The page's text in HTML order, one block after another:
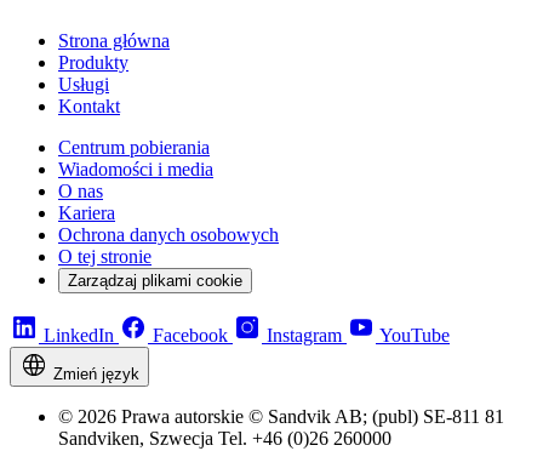
Strona główna
Produkty
Usługi
Kontakt
Centrum pobierania
Wiadomości i media
O nas
Kariera
Ochrona danych osobowych
O tej stronie
Zarządzaj plikami cookie
LinkedIn Facebook Instagram YouTube
Zmień język
© 2026 Prawa autorskie © Sandvik AB; (publ) SE-811 81
Sandviken, Szwecja Tel. +46 (0)26 260000